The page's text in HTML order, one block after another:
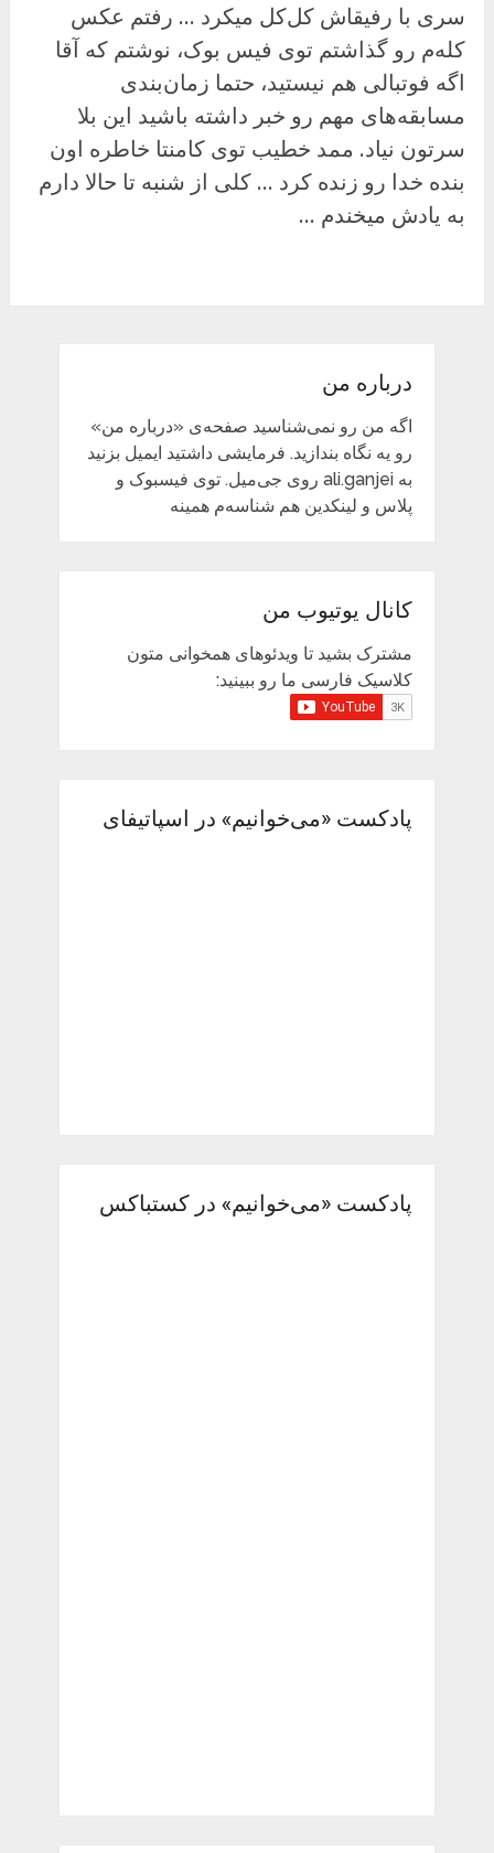
سری با رفیقاش کل‌کل میکرد … رفتم عکس
کله‌م رو گذاشتم توی فیس بوک، نوشتم که آقا
اگه فوتبالی هم نیستید، حتما زمان‌بندی
مسابقه‌های مهم رو خبر داشته باشید این بلا
سرتون نیاد. ممد خطیب توی کامنتا خاطره اون
بنده خدا رو زنده کرد … کلی از شنبه تا حالا دارم
به یادش میخندم …
درباره من
اگه من رو نمی‌شناسید صفحه‌ی «درباره من»
رو یه نگاه بندازید. فرمایشی داشتید ایمیل بزنید
به ali.ganjei روی جی‌میل. توی فیسبوک و
پلاس و لینکدین هم شناسه‌م همینه
کانال یوتیوب من
مشترک بشید تا ویدئوهای همخوانی متون
کلاسیک فارسی ما رو ببینید:
پادکست «می‌خوانیم» در اسپاتیفای
پادکست «می‌خوانیم» در کستباکس